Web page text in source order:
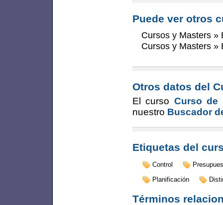
Puede ver otros
Cursos y Masters »
Cursos y Masters »
Otros datos del
El curso Curso de
nuestro Buscador
Etiquetas del
Control
Planificación
Términos